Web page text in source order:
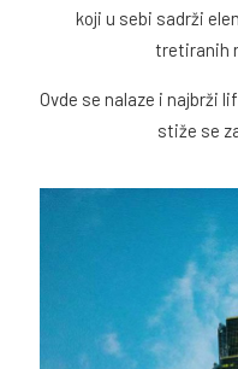
koji u sebi sadrži
tretiranih
Ovde se nalaze i najbrži
stiže se